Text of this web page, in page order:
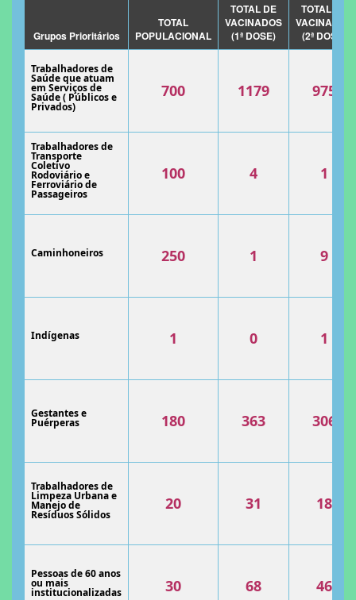
Grupos Prioritários
TOTAL
POPULACIONAL
TOTAL DE
VACINADOS
(1ª DOSE)
TOTAL DE
VACINADOS
(2ª DOSE)
Trabalhadores de
Saúde que atuam
em Serviços de
Saúde ( Públicos e
Privados)
700 1179 975
Trabalhadores de
Transporte
Coletivo
Rodoviário e
Ferroviário de
Passageiros
100 4 1
Caminhoneiros 250 1 9
Indígenas 1 0 1
Gestantes e
Puérperas 180 363 306
Trabalhadores de
Limpeza Urbana e
Manejo de
Resíduos Sólidos
20 31 18
Pessoas de 60 anos
ou mais
institucionalizadas 30 68 46